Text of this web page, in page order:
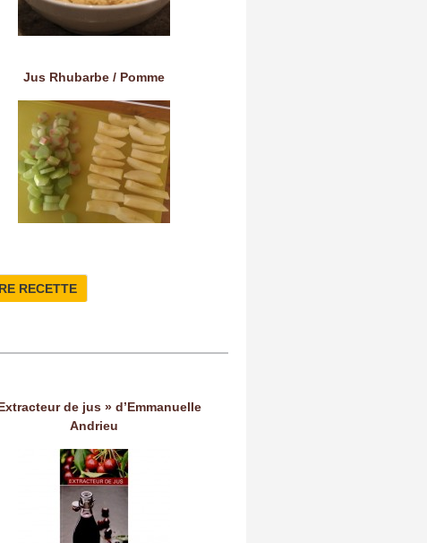
Jus Rhubarbe / Pomme
RECETTE
de jus » d’Emmanuelle
Andrieu